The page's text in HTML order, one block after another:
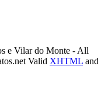
e Vilar do Monte - All
Valid XHTML and